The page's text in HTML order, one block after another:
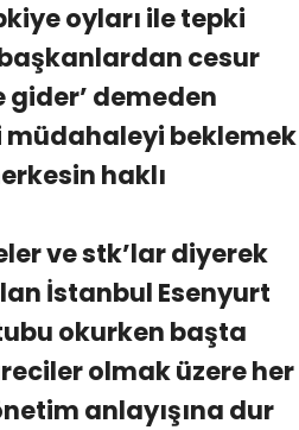
oyları ile tepki
cesur
gider’ demeden
beklemek
haklı
ve stk’lar diyerek
İstanbul Esenyurt
okurken başta
olmak üzere her
anlayışına dur